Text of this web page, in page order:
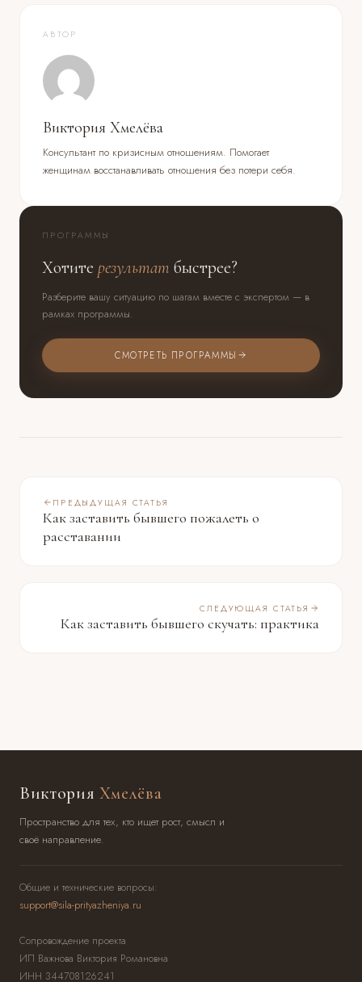
АВТОР
Виктория Хмелёва
Консультант по кризисным отношениям. Помогает
женщинам восстанавливать отношения без потери себя.
ПРОГРАММЫ
Хотите результат быстрее?
Разберите вашу ситуацию по шагам вместе с экспертом — в
рамках программы.
СМОТРЕТЬ ПРОГРАММЫ
ПРЕДЫДУЩАЯ СТАТЬЯ
Как заставить бывшего пожалеть о
расставании
СЛЕДУЮЩАЯ СТАТЬЯ
Как заставить бывшего скучать: практика
Виктория Хмелёва
Пространство для тех, кто ищет рост, смысл и
своё направление.
Общие и технические вопросы:
support@sila-prityazheniya.ru
Сопровождение проекта
ИП Важнова Виктория Романовна
ИНН 344708126241